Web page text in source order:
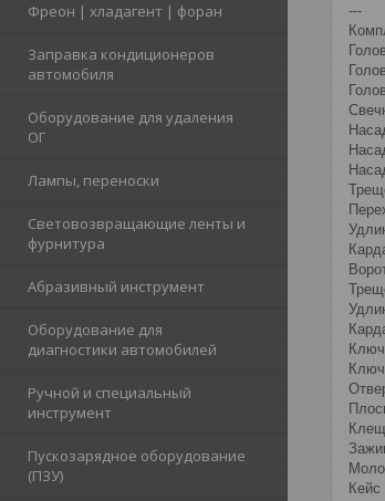
Фреон | хладагент | форан
Заправка кондиционеров
автомобиля
Оборудование для удаления
ОГ
Лампы, переноски
Световозвращающие ленты и
фурнитура
Абразивный инструмент
Оборудование для
диагностики автомобилей
Ручной и специальный
инструмент
Пускозарядное оборудование
(ПЗУ)
---
Кейс